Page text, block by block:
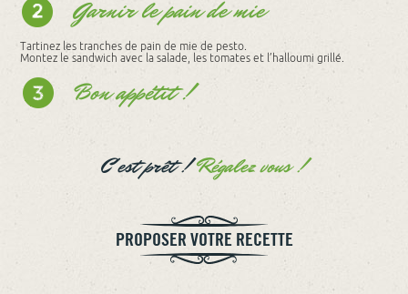
Garnir le pain de mie
Tartinez les tranches de pain de mie de pesto.
Montez le sandwich avec la salade, les tomates et l’halloumi grillé.
Bon appétit !
C'est prêt !Régalez vous !
PROPOSER VOTRE RECETTE